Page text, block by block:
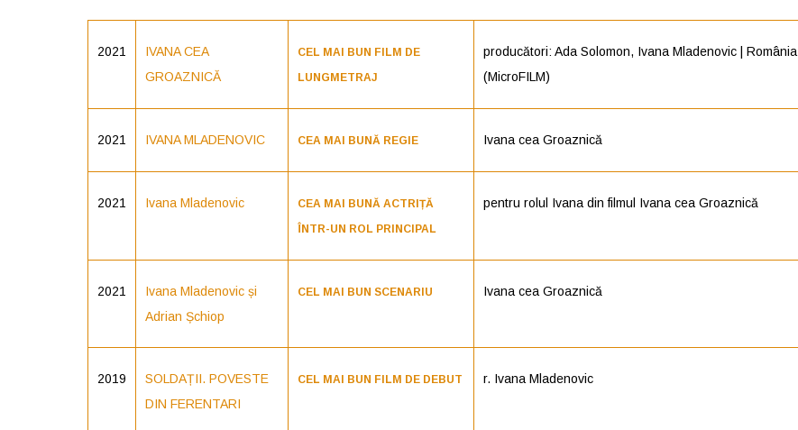
2021
IVANA CEA
GROAZNICĂ
CEL MAI BUN FILM DE
LUNGMETRAJ
producători: Ada Solomon, Ivana Mladenovic | România
(MicroFILM)
2021 IVANA MLADENOVIC CEA MAI BUNĂ REGIE Ivana cea Groaznică
2021 Ivana Mladenovic
CEA MAI BUNĂ ACTRIȚĂ
ÎNTR-UN ROL PRINCIPAL
pentru rolul Ivana din filmul Ivana cea Groaznică
2021
Ivana Mladenovic și
Adrian Șchiop
CEL MAI BUN SCENARIU Ivana cea Groaznică
2019
SOLDAȚII. POVESTE
DIN FERENTARI
CEL MAI BUN FILM DE DEBUT r. Ivana Mladenovic